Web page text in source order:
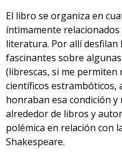
El libro se organiza en
íntimamente
literatura. Por allí
fascinantes sobre
(librescas, si me
científicos estrambóticos,
honraban esa condición
alrededor de libros y
polémica en relación con
Shakespeare.